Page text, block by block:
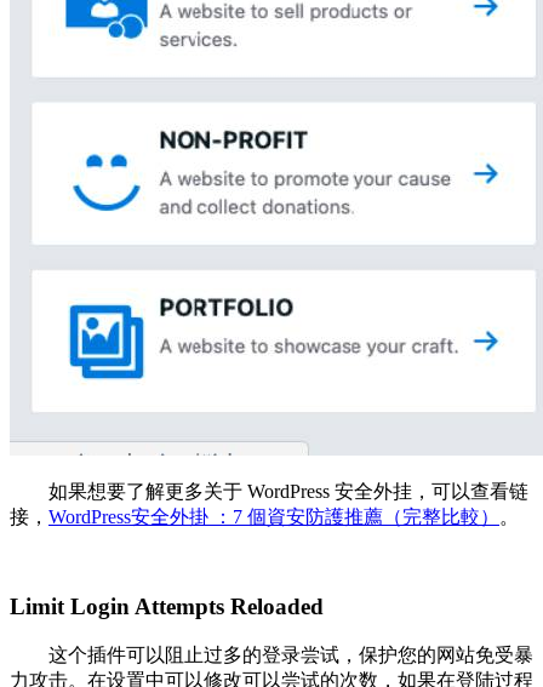
如果想要了解更多关于 WordPress 安全外挂，可以查看链
接， WordPress安全外掛 ：7 個資安防護推薦（完整比較） 。
Limit Login Attempts Reloaded
这个插件可以阻止过多的登录尝试，保护您的网站免受暴
力攻击。在设置中可以修改可以尝试的次数，如果在登陆过程